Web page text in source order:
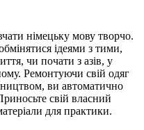
німецьку мову творчо.
ідеями з тими,
чи почати з азів, у
Ремонтуючи свій одяг
ви автоматично
свій власний
для практики.